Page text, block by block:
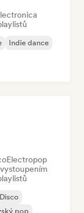
Indie dance
Electropop
Disco
pop